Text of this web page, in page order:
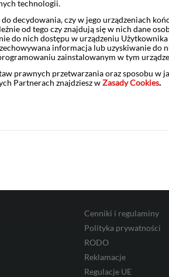
.
pojęciom z Rozporządzenia Ministra
bankowości elektronicznej,
pojęć znajdziesz tutaj.
Cenniki i regulaminy
Polityka prywatności
RODO
Reklamacje
Regulacje UE
technologii.
decydowania, czy w jego urządzeniach
od tego czy znajdują się w nich dane
do nich dostępu w urządzeniu
informacja lub uzyskiwanie do
zainstalowanym w tym
prawnych przetwarzania oraz sposobu w
Partnerach znajdziesz wZasady Cookies.